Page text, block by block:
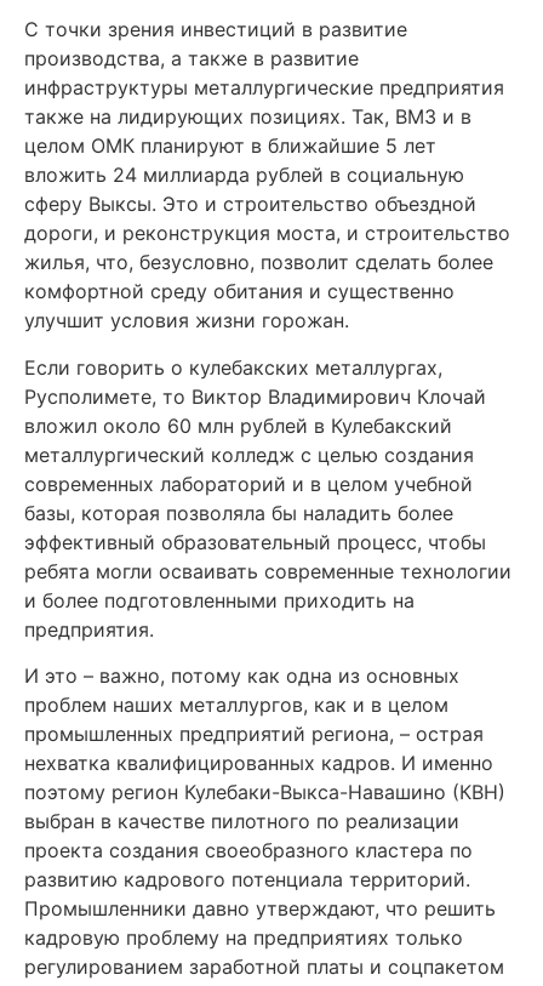
С точки зрения инвестиций в развитие
производства, а также в развитие
инфраструктуры металлургические предприятия
также на лидирующих позициях. Так, ВМЗ и в
целом ОМК планируют в ближайшие 5 лет
вложить 24 миллиарда рублей в социальную
сферу Выксы. Это и строительство объездной
дороги, и реконструкция моста, и строительство
жилья, что, безусловно, позволит сделать более
комфортной среду обитания и существенно
улучшит условия жизни горожан.
Если говорить о кулебакских металлургах,
Русполимете, то Виктор Владимирович Клочай
вложил около 60 млн рублей в Кулебакский
металлургический колледж с целью создания
современных лабораторий и в целом учебной
базы, которая позволяла бы наладить более
эффективный образовательный процесс, чтобы
ребята могли осваивать современные технологии
и более подготовленными приходить на
предприятия.
И это – важно, потому как одна из основных
проблем наших металлургов, как и в целом
промышленных предприятий региона, – острая
нехватка квалифицированных кадров. И именно
поэтому регион Кулебаки-Выкса-Навашино (КВН)
выбран в качестве пилотного по реализации
проекта создания своеобразного кластера по
развитию кадрового потенциала территорий.
Промышленники давно утверждают, что решить
кадровую проблему на предприятиях только
регулированием заработной платы и соцпакетом